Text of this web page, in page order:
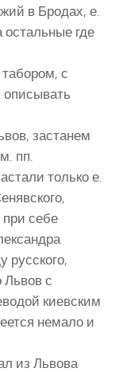
в Бродах, е.
где
с
застанем
пп.
только е.
при себе
русского,
Львов с
киевским
немало и
из Львова